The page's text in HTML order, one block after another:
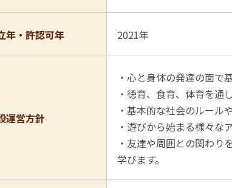
年・許認可年 2021年
運営方針
・心と身体の発達の面で
・徳育、食育、体育を通
・基本的な社会のルール
・遊びから始まる様々な
・友達や周囲との関わり
学びます。